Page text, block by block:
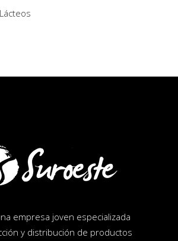
empresa joven especializada
y distribución de productos